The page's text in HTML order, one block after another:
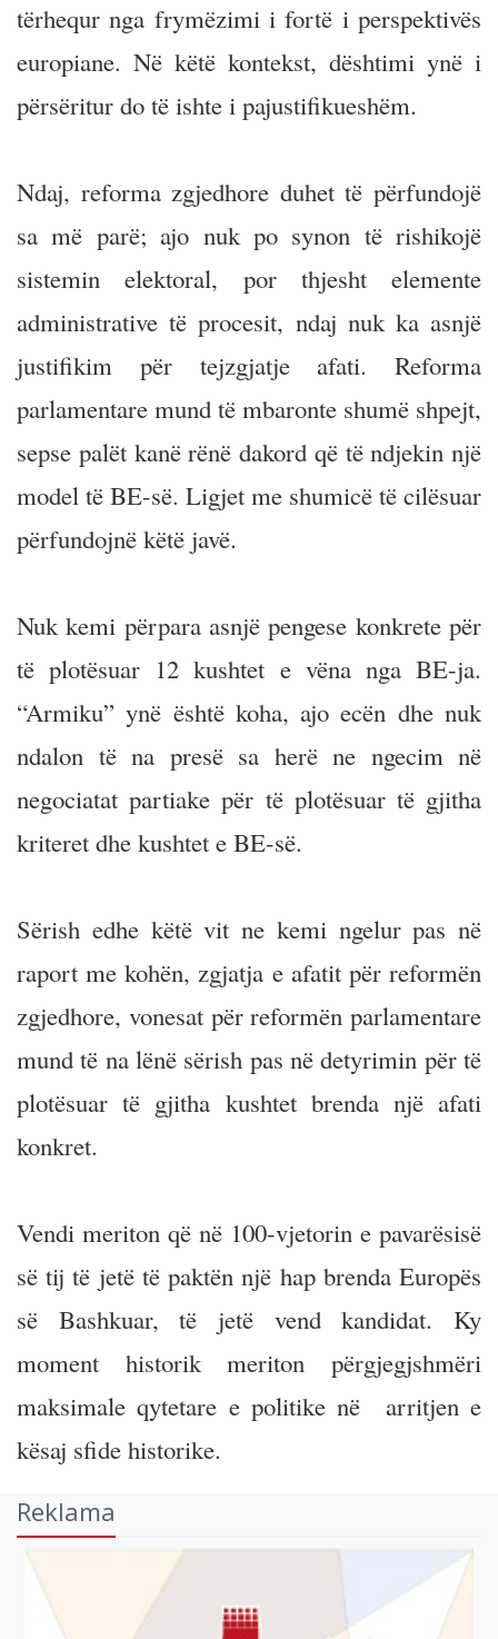
tërhequr nga frymëzimi i fortë i perspektivës
europiane. Në këtë kontekst, dështimi ynë i
përsëritur do të ishte i pajustifikueshëm.
Ndaj, reforma zgjedhore duhet të përfundojë
sa më parë; ajo nuk po synon të rishikojë
sistemin elektoral, por thjesht elemente
administrative të procesit, ndaj nuk ka asnjë
justifikim për tejzgjatje afati. Reforma
parlamentare mund të mbaronte shumë shpejt,
sepse palët kanë rënë dakord që të ndjekin një
model të BE-së. Ligjet me shumicë të cilësuar
përfundojnë këtë javë.
Nuk kemi përpara asnjë pengese konkrete për
të plotësuar 12 kushtet e vëna nga BE-ja.
“Armiku” ynë është koha, ajo ecën dhe nuk
ndalon të na presë sa herë ne ngecim në
negociatat partiake për të plotësuar të gjitha
kriteret dhe kushtet e BE-së.
Sërish edhe këtë vit ne kemi ngelur pas në
raport me kohën, zgjatja e afatit për reformën
zgjedhore, vonesat për reformën parlamentare
mund të na lënë sërish pas në detyrimin për të
plotësuar të gjitha kushtet brenda një afati
konkret.
Vendi meriton që në 100-vjetorin e pavarësisë
së tij të jetë të paktën një hap brenda Europës
së Bashkuar, të jetë vend kandidat. Ky
moment historik meriton përgjegjshmëri
maksimale qytetare e politike në arritjen e
kësaj sfide historike.
Reklama